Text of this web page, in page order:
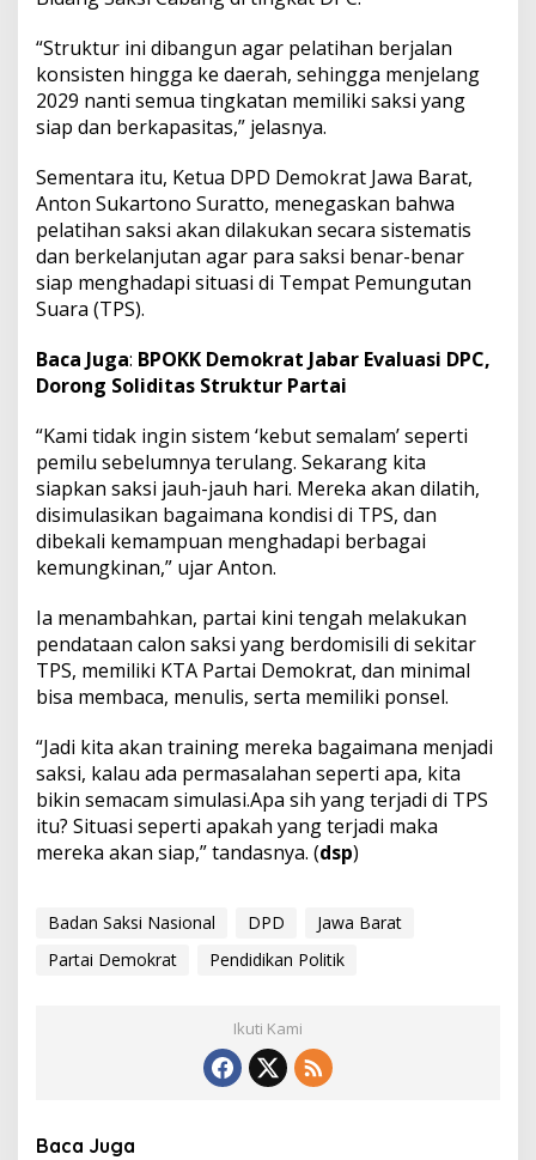
“Struktur ini dibangun agar pelatihan berjalan
konsisten hingga ke daerah, sehingga menjelang
2029 nanti semua tingkatan memiliki saksi yang
siap dan berkapasitas,” jelasnya.
Sementara itu, Ketua DPD Demokrat Jawa Barat,
Anton Sukartono Suratto, menegaskan bahwa
pelatihan saksi akan dilakukan secara sistematis
dan berkelanjutan agar para saksi benar-benar
siap menghadapi situasi di Tempat Pemungutan
Suara (TPS).
Baca Juga: BPOKK Demokrat Jabar Evaluasi DPC,
Dorong Soliditas Struktur Partai
“Kami tidak ingin sistem ‘kebut semalam’ seperti
pemilu sebelumnya terulang. Sekarang kita
siapkan saksi jauh-jauh hari. Mereka akan dilatih,
disimulasikan bagaimana kondisi di TPS, dan
dibekali kemampuan menghadapi berbagai
kemungkinan,” ujar Anton.
Ia menambahkan, partai kini tengah melakukan
pendataan calon saksi yang berdomisili di sekitar
TPS, memiliki KTA Partai Demokrat, dan minimal
bisa membaca, menulis, serta memiliki ponsel.
“Jadi kita akan training mereka bagaimana menjadi
saksi, kalau ada permasalahan seperti apa, kita
bikin semacam simulasi.Apa sih yang terjadi di TPS
itu? Situasi seperti apakah yang terjadi maka
mereka akan siap,” tandasnya. (dsp)
Badan Saksi Nasional DPD
Jawa Barat
Partai Demokrat
Pendidikan Politik
Ikuti Kami
Baca Juga